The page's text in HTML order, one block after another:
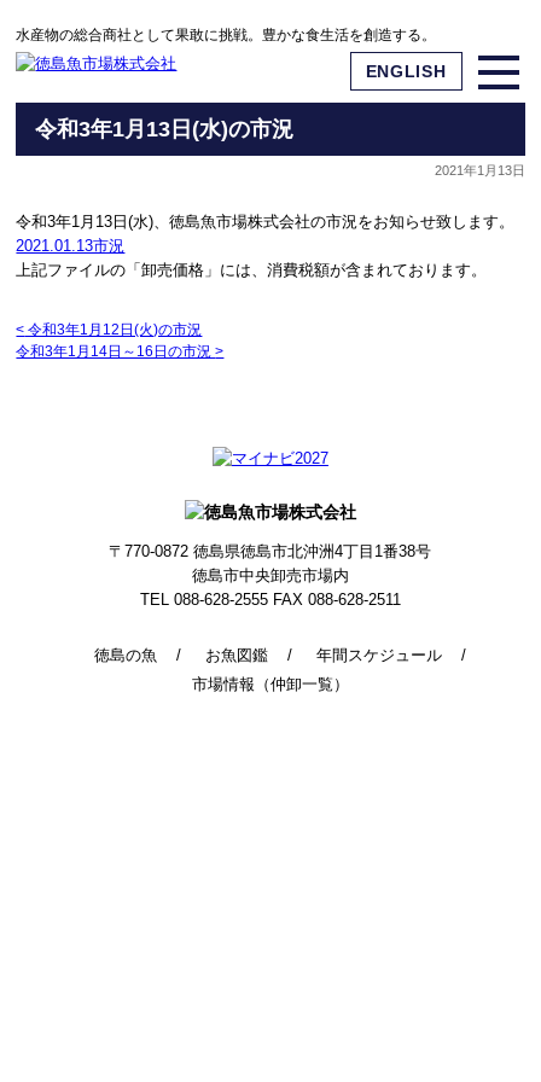
水産物の総合商社として果敢に挑戦。豊かな食生活を創造する。
ENGLISH
令和3年1月13日(水)の市況
2021年1月13日
令和3年1月13日(水)、徳島魚市場株式会社の市況をお知らせ致します。
2021.01.13市況
上記ファイルの「卸売価格」には、消費税額が含まれております。
< 令和3年1月12日(火)の市況
令和3年1月14日～16日の市況>
徳島の魚 お魚図鑑
年間スケジュール
市場情報（仲卸一覧）
〒770-0872徳島県徳島市北沖洲4丁目1番38号
徳島市中央卸売市場内
TEL 088-628-2555 FAX 088-628-2511